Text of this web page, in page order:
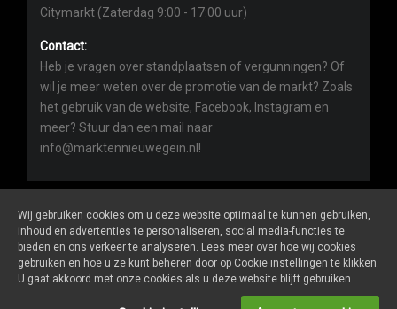
Citymarkt (Zaterdag 9:00 - 17:00 uur)
Contact:
Heb je vragen over standplaatsen of vergunningen? Of
wil je meer weten over de promotie van de markt? Zoals
het gebruik van de website, Facebook, Instagram en
meer? Stuur dan een mail naar
info@marktennieuwegein.nl!
Marktennieuwegein.nlis een website van De Markt Online
ALGEMENE VOORWAARDEN
ONDERNEMERS LOGIN
Wij gebruiken cookies om u deze website optimaal te kunnen gebruiken,
inhoud en advertenties te personaliseren, social media-functies te
bieden en ons verkeer te analyseren. Lees meer over hoe wij cookies
gebruiken en hoe u ze kunt beheren door op Cookie instellingen te klikken.
U gaat akkoord met onze cookies als u deze website blijft gebruiken.